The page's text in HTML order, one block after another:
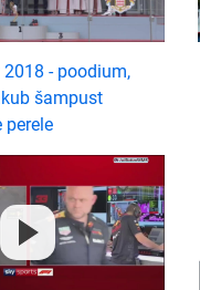
2018 - poodium,
šampust
perele